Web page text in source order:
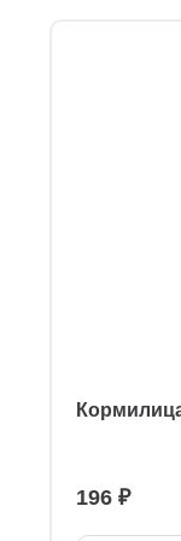
196 ₽